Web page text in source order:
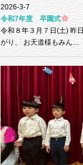
2026-3-7
令和7年度 卒園式
令和８年３月７日(土) 昨
がり、 お天道様もみん…